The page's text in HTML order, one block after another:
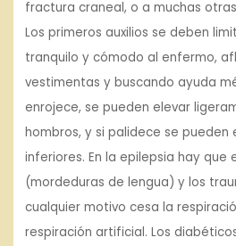
fractura craneal, o a muchas
Los primeros auxilios se deben
tranquilo y cómodo al enfermo,
vestimentas y buscando ayuda
enrojece, se pueden elevar
hombros, y si palidece se pueden
inferiores. En la epilepsia hay que
(mordeduras de lengua) y los
cualquier motivo cesa la
respiración artificial. Los